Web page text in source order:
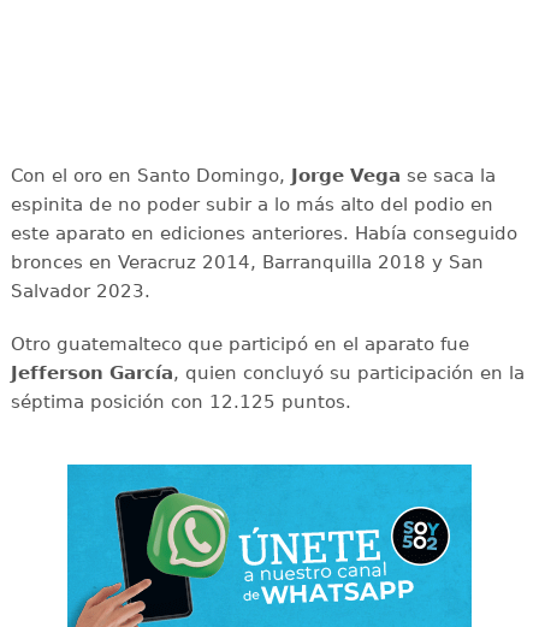
Con el oro en Santo Domingo, Jorge Vega se saca la
espinita de no poder subir a lo más alto del podio en
este aparato en ediciones anteriores. Había conseguido
bronces en Veracruz 2014, Barranquilla 2018 y San
Salvador 2023.
Otro guatemalteco que participó en el aparato fue
Jefferson García, quien concluyó su participación en la
séptima posición con 12.125 puntos.